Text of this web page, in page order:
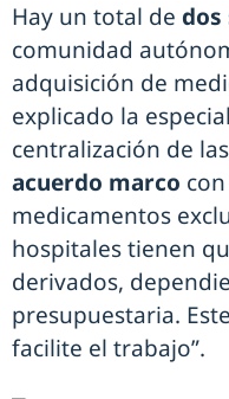
Hay un total de dos
comunidad
adquisición de
explicado la
centralización de
acuerdo marco
medicamentos
hospitales tienen
derivados,
presupuestaria.
facilite el trabajo”.